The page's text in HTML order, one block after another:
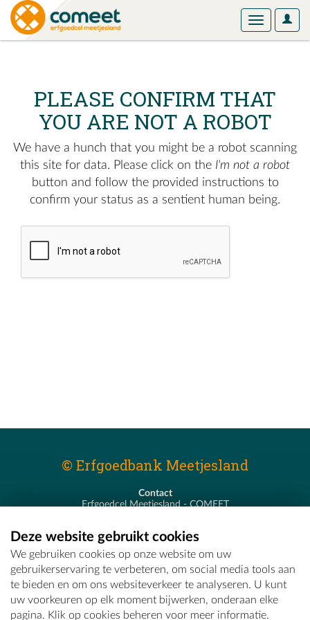
User
Toggle
PLEASE CONFIRM THAT
YOU ARE NOT A ROBOT
We have a hunch that you might be a robot scanning
this site for data. Please click on the I'm not a robot
button and follow the provided instructions to
confirm your status as a sentient human being.
© Erfgoedbank Meetjesland
Contact
Erfgoedcel Meetjesland - COMEET
T - 09 373 75 96
E -erfgoedcel@comeet.be
Deze website gebruikt cookies
We gebruiken cookies op onze website om uw
gebruikerservaring te verbeteren, om social media tools aan
te bieden en om ons websiteverkeer te analyseren. U kunt
uw voorkeuren op elk moment bijwerken, onderaan elke
pagina. Klik op cookies beheren voor meer informatie.